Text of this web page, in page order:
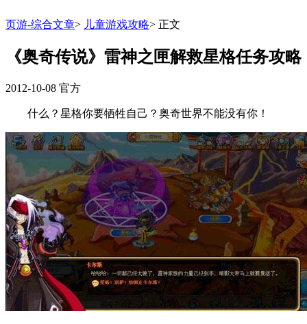
页游-综合文章> 儿童游戏攻略> 正文
《奥奇传说》雷神之匣解救星格任务攻略
2012-10-08 官方
什么？星格你要牺牲自己？奥奇世界不能没有你！